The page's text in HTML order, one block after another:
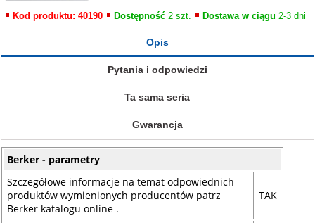
Kod produktu: 40190 Dostępność 2 szt. Dostawa w ciągu 2-3 dni
Opis
Pytania i odpowiedzi
Ta sama seria
Gwarancja
Berker - parametry
Szczegółowe informacje na temat odpowiednich
produktów wymienionych producentów patrz
Berker katalogu online .
TAK